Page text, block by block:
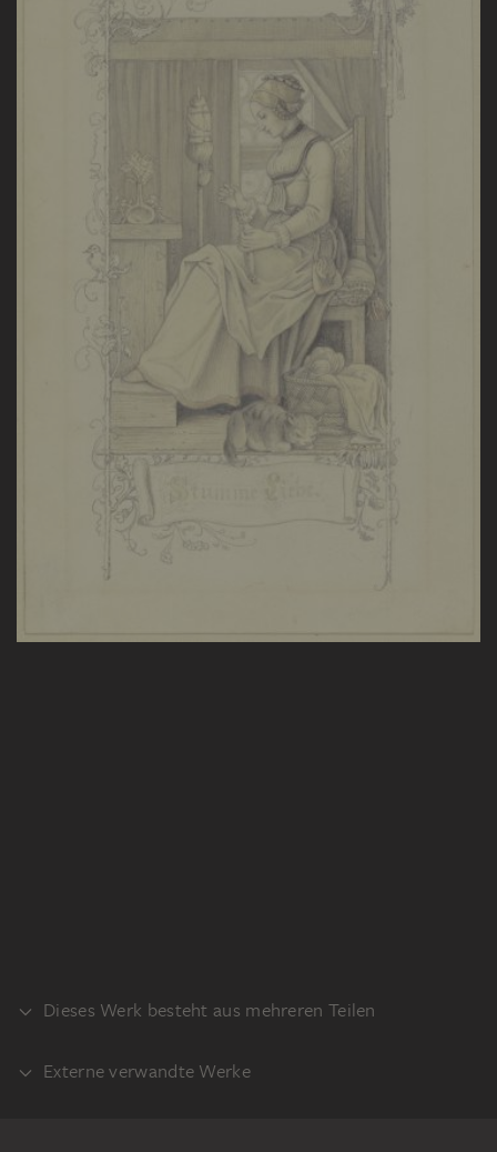
Dieses Werk besteht aus mehreren Teilen
VERSO
Externe verwandte Werke